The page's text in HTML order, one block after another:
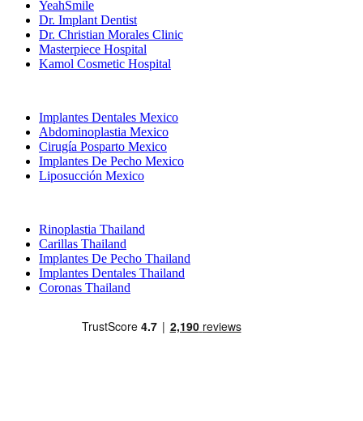
YeahSmile
Dr. Implant Dentist
Dr. Christian Morales Clinic
Masterpiece Hospital
Kamol Cosmetic Hospital
Implantes Dentales Mexico
Abdominoplastia Mexico
Cirugía Posparto Mexico
Implantes De Pecho Mexico
Liposucción Mexico
Rinoplastia Thailand
Carillas Thailand
Implantes De Pecho Thailand
Implantes Dentales Thailand
Coronas Thailand